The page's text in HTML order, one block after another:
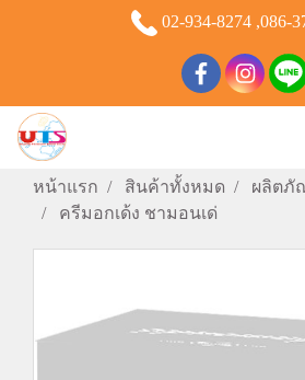
02-934-8274 ,086-
หน้าแรก สินค้าทั้งหมด
ผลิตภั
ครีมอกเด้ง ชามอนเด่